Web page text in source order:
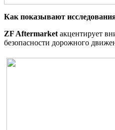
Как показывают
ZF Aftermarket акцентирует
безопасности дорожного